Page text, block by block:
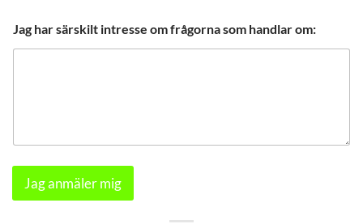
Jag har särskilt intresse om frågorna som handlar om:
Jag anmäler mig